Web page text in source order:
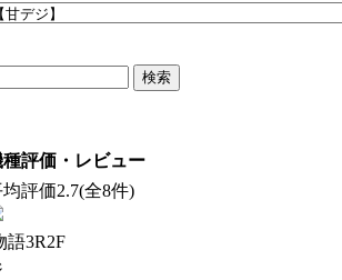
種評価・レビュー
評価2.7(全8件)
語3R2F